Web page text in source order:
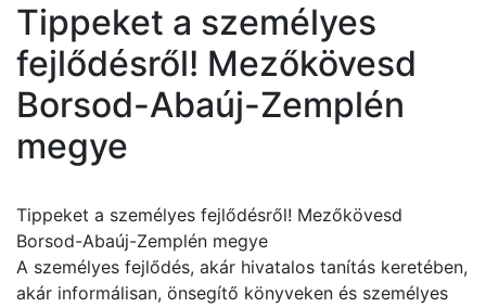
Tippeket a személyes
fejlődésről! Mezőkövesd
Borsod-Abaúj-Zemplén
megye
Tippeket a személyes fejlődésről! Mezőkövesd
Borsod-Abaúj-Zemplén megye
A személyes fejlődés, akár hivatalos tanítás keretében,
akár informálisan, önsegítő könyveken és személyes